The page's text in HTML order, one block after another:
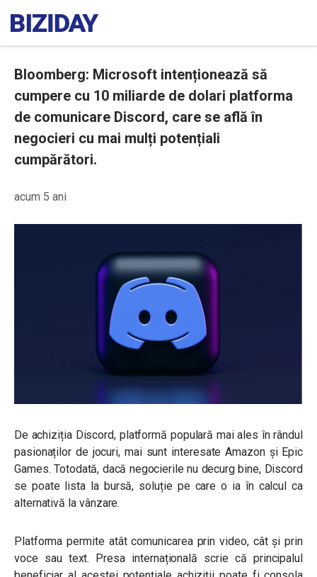
Bloomberg: Microsoft intenționează să
cumpere cu 10 miliarde de dolari platforma
de comunicare Discord, care se află în
negocieri cu mai mulți potențiali
cumpărători.
acum 5 ani
De achiziția Discord, platformă populară mai ales în rândul
pasionaților de jocuri, mai sunt interesate Amazon și Epic
Games. Totodată, dacă negocierile nu decurg bine, Discord
se poate lista la bursă, soluție pe care o ia în calcul ca
alternativă la vânzare.
Platforma permite atât comunicarea prin video, cât și prin
voce sau text. Presa internațională scrie că principalul